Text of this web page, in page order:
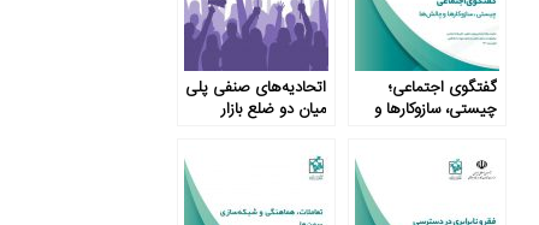
گفتگوی اجتماعی؛
چیستی، سازوکارها و
اتحادیه‌های صنفی پلی
میان دو ضلع بازار